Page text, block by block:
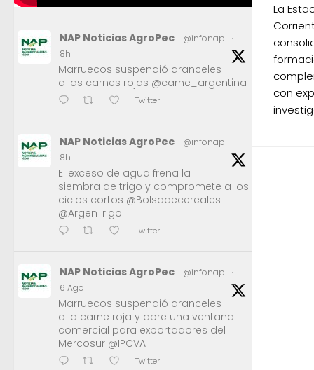
La
con
NAP Noticias AgroPec @infonap
·
8h
Marruecos suspendió aranceles
a las carnes rojas @carne_argentina
Twitter
NAP Noticias AgroPec @infonap
·
8h
El exceso de agua frena la
siembra de trigo y compromete a los
ciclos cortos @Bolsadecereales
@ArgenTrigo
Twitter
NAP Noticias AgroPec @infonap
·
6 Ago
Marruecos suspendió aranceles
a la carne roja y abre una ventana
comercial para exportadores del
Mercosur @IPCVA
Twitter